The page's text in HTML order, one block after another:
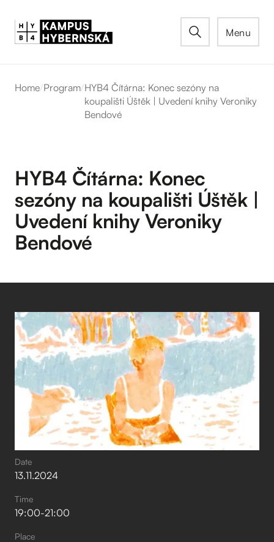
Menu
Home/Program/HYB4 Čítárna: Konec sezóny na
koupališti Úštěk | Uvedení knihy Veroniky
Bendové
HYB4 Čítárna: Konec
sezóny na koupališti Úštěk |
Uvedení knihy Veroniky
Bendové
Date
13.11.2024
Time
19:00-21:00
Place